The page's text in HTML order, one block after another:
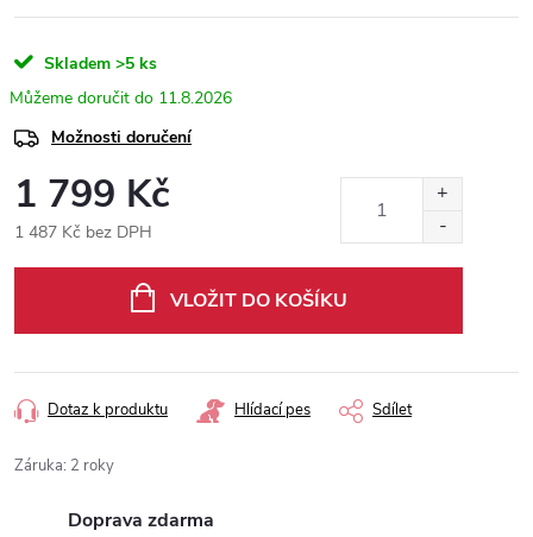
Skladem >5 ks
11.8.2026
Možnosti doručení
1 799 Kč
1 487 Kč bez DPH
VLOŽIT DO KOŠÍKU
Dotaz k produktu Hlídací pes Sdílet
Záruka: 2 roky
Doprava zdarma